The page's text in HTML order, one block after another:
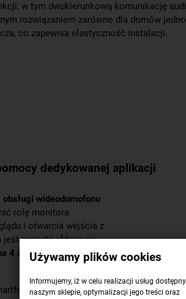
w tym dwukierunkową komunikację
rozwiązaniem zarówno dla domów
co zapewnia elastyczność instalacji.
dedykowanej aplikacji
obsługi wideodomofonu
rolę monitora
i otwarcia wejścia z
jest zawarta aktywacja
4 smartfonach
należy
Używamy plików cookies
Informujemy, iż w celu realizacji usług
naszym sklepie, optymalizacji jego treści oraz